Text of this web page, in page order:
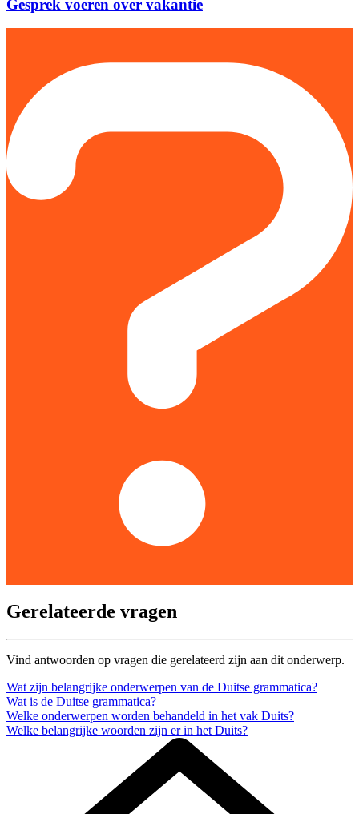
Gesprek voeren over vakantie
Gerelateerde vragen
Vind antwoorden op vragen die gerelateerd zijn aan dit onderwerp.
Wat zijn belangrijke onderwerpen van de Duitse grammatica?
Wat is de Duitse grammatica?
Welke onderwerpen worden behandeld in het vak Duits?
Welke belangrijke woorden zijn er in het Duits?